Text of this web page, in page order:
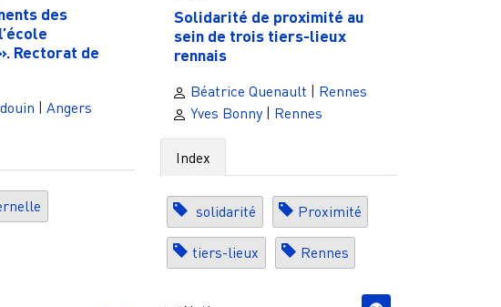
des
Rectorat de
Angers
Solidarité de proximité au
sein de trois tiers-lieux
rennais
Béatrice Quenault
Rennes
Yves Bonny| Rennes
Index
solidarité Proximité
tiers-lieux Rennes